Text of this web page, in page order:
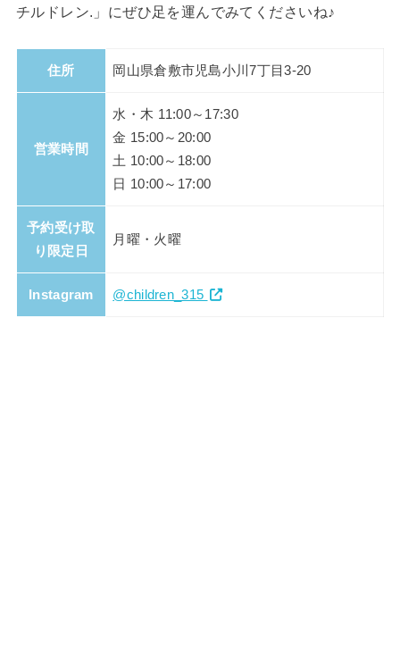
チルドレン.」にぜひ足を運んでみてくださいね♪
住所 岡山県倉敷市児島小川7丁目3-20
営業時間
水・木 11:00～17:30
金 15:00～20:00
土 10:00～18:00
日 10:00～17:00
予約受け取
り限定日
月曜・火曜
Instagram @children_315